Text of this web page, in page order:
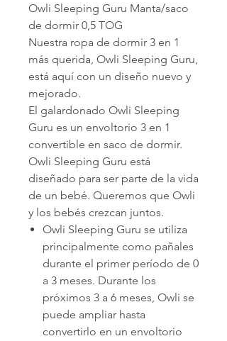
Owli Sleeping Guru Manta/saco
de dormir 0,5 TOG
Nuestra ropa de dormir 3 en 1
más querida, Owli Sleeping Guru,
está aquí con un diseño nuevo y
mejorado.
El galardonado Owli Sleeping
Guru es un envoltorio 3 en 1
convertible en saco de dormir.
Owli Sleeping Guru está
diseñado para ser parte de la vida
de un bebé. Queremos que Owli
y los bebés crezcan juntos.
Owli Sleeping Guru se utiliza
principalmente como pañales
durante el primer período de 0
a 3 meses. Durante los
próximos 3 a 6 meses, Owli se
puede ampliar hasta
convertirlo en un envoltorio